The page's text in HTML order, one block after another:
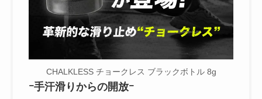
CHALKLESS チョークレス ブラックボトル 8g
ｰ手汗滑りからの開放ｰ